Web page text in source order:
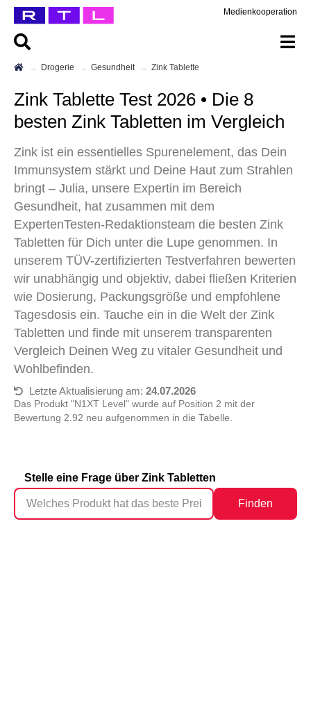
Medienkooperation
Drogerie Gesundheit Zink Tablette
Zink Tablette Test 2026 • Die 8
besten Zink Tabletten im Vergleich
Zink ist ein essentielles Spurenelement, das Dein
Immunsystem stärkt und Deine Haut zum Strahlen
bringt – Julia, unsere Expertin im Bereich
Gesundheit, hat zusammen mit dem
ExpertenTesten-Redaktionsteam die besten Zink
Tabletten für Dich unter die Lupe genommen. In
unserem TÜV-zertifizierten Testverfahren bewerten
wir unabhängig und objektiv, dabei fließen Kriterien
wie Dosierung, Packungsgröße und empfohlene
Tagesdosis ein. Tauche ein in die Welt der Zink
Tabletten und finde mit unserem transparenten
Vergleich Deinen Weg zu vitaler Gesundheit und
Wohlbefinden.
Letzte Aktualisierung am: 24.07.2026
Das Produkt "N1XT Level" wurde auf Position 2 mit der
Bewertung 2.92 neu aufgenommen in die Tabelle.
Stelle eine Frage über Zink Tabletten
Finden